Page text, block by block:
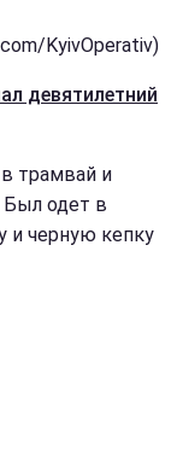
KyivOperativ)
девятилетний
трамвай и
Был одет в
и черную кепку